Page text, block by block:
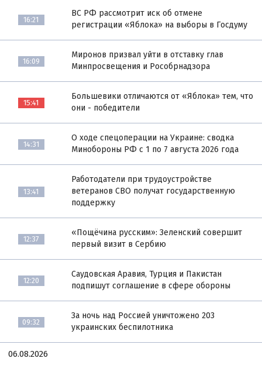
16:21
ВС РФ рассмотрит иск об отмене
регистрации «Яблока» на выборы в Госдуму
16:09
Миронов призвал уйти в отставку глав
Минпросвещения и Рособрнадзора
15:41
Большевики отличаются от «Яблока» тем, что
они - победители
14:31
О ходе спецоперации на Украине: сводка
Минобороны РФ с 1 по 7 августа 2026 года
13:41
Работодатели при трудоустройстве
ветеранов СВО получат государственную
поддержку
12:37
«Пощёчина русским»: Зеленский совершит
первый визит в Сербию
12:20
Саудовская Аравия, Турция и Пакистан
подпишут соглашение в сфере обороны
09:32
За ночь над Россией уничтожено 203
украинских беспилотника
06.08.2026